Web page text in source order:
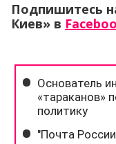
Подпишитесь
Киев» в